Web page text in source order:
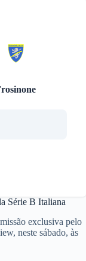
Série B Italiana
exclusiva pelo
neste sábado, às